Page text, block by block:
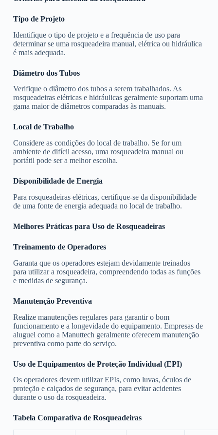
Tipo de Projeto
Identifique o tipo de projeto e a frequência de uso para
determinar se uma rosqueadeira manual, elétrica ou hidráulica
é mais adequada.
Diâmetro dos Tubos
Verifique o diâmetro dos tubos a serem trabalhados. As
rosqueadeiras elétricas e hidráulicas geralmente suportam uma
gama maior de diâmetros comparadas às manuais.
Local de Trabalho
Considere as condições do local de trabalho. Se for um
ambiente de difícil acesso, uma rosqueadeira manual ou
portátil pode ser a melhor escolha.
Disponibilidade de Energia
Para rosqueadeiras elétricas, certifique-se da disponibilidade
de uma fonte de energia adequada no local de trabalho.
Melhores Práticas para Uso de Rosqueadeiras
Treinamento de Operadores
Garanta que os operadores estejam devidamente treinados
para utilizar a rosqueadeira, compreendendo todas as funções
e medidas de segurança.
Manutenção Preventiva
Realize manutenções regulares para garantir o bom
funcionamento e a longevidade do equipamento. Empresas de
aluguel como a Manuttech geralmente oferecem manutenção
preventiva como parte do serviço.
Uso de Equipamentos de Proteção Individual (EPI)
Os operadores devem utilizar EPIs, como luvas, óculos de
proteção e calçados de segurança, para evitar acidentes
durante o uso da rosqueadeira.
Tabela Comparativa de Rosqueadeiras